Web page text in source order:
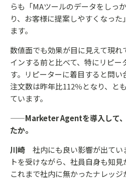
らも「MAツールのデータをしっ
り、お客様に提案しやすくなっ
ます。
数値面でも効果が目に見えて現れ
インする前と比べて、特にリピー
す。リピーターに着目すると問い
注文数は昨年比112％となり、と
ています。
——Marketer Agentを導入して、
たか。
川崎 社内にも良い影響が出て
トを受けながら、社員自身も知見
これまで社内に無かったナレッ